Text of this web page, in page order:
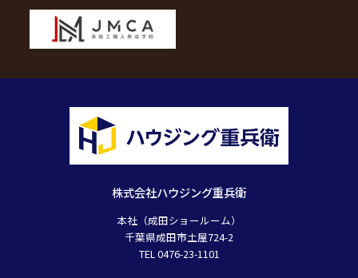
株式会社ハウジング重兵衛
本社（成田ショールーム）
千葉県成田市土屋724-2
TEL 0476-23-1101